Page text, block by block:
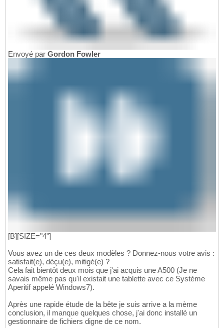
Envoyé par Gordon Fowler
[B][SIZE="4"]
Vous avez un de ces deux modèles ? Donnez-nous votre avis :
satisfait(e), déçu(e), mitigé(e) ?
Cela fait bientôt deux mois que j'ai acquis une A500 (Je ne
savais même pas qu'il existait une tablette avec ce Système
Aperitif appelé Windows7).
Après une rapide étude de la bête je suis arrive a la mème
conclusion, il manque quelques chose, j'ai donc installé un
gestionnaire de fichiers digne de ce nom.